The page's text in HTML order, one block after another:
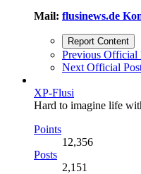
Mail: flusinews.de
Report Content
Previous Official
Next Official
XP-Flusi
Hard to imagine life
Points
12,356
Posts
2,151